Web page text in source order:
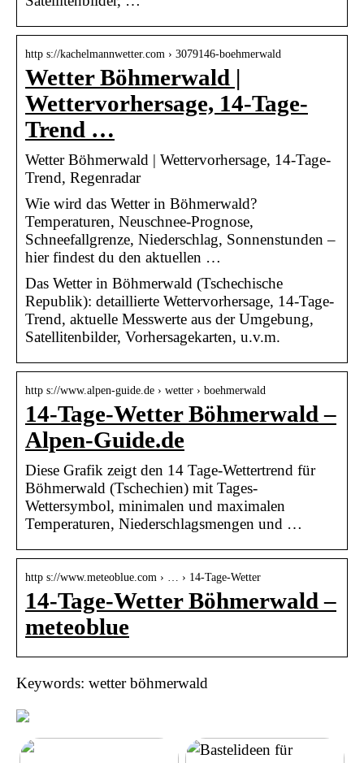
http s://kachelmannwetter.com › 3079146-boehmerwald
Wetter Böhmerwald |
Wettervorhersage, 14-Tage-
Trend …
Wetter Böhmerwald | Wettervorhersage, 14-Tage-
Trend, Regenradar
Wie wird das Wetter in Böhmerwald?
Temperaturen, Neuschnee-Prognose,
Schneefallgrenze, Niederschlag, Sonnenstunden –
hier findest du den aktuellen …
Das Wetter in Böhmerwald (Tschechische
Republik): detaillierte Wettervorhersage, 14-Tage-
Trend, aktuelle Messwerte aus der Umgebung,
Satellitenbilder, Vorhersagekarten, u.v.m.
http s://www.alpen-guide.de › wetter › boehmerwald
14-Tage-Wetter Böhmerwald –
Alpen-Guide.de
Diese Grafik zeigt den 14 Tage-Wettertrend für
Böhmerwald (Tschechien) mit Tages-
Wettersymbol, minimalen und maximalen
Temperaturen, Niederschlagsmengen und …
http s://www.meteoblue.com › … › 14-Tage-Wetter
14-Tage-Wetter Böhmerwald –
meteoblue
Keywords: wetter böhmerwald